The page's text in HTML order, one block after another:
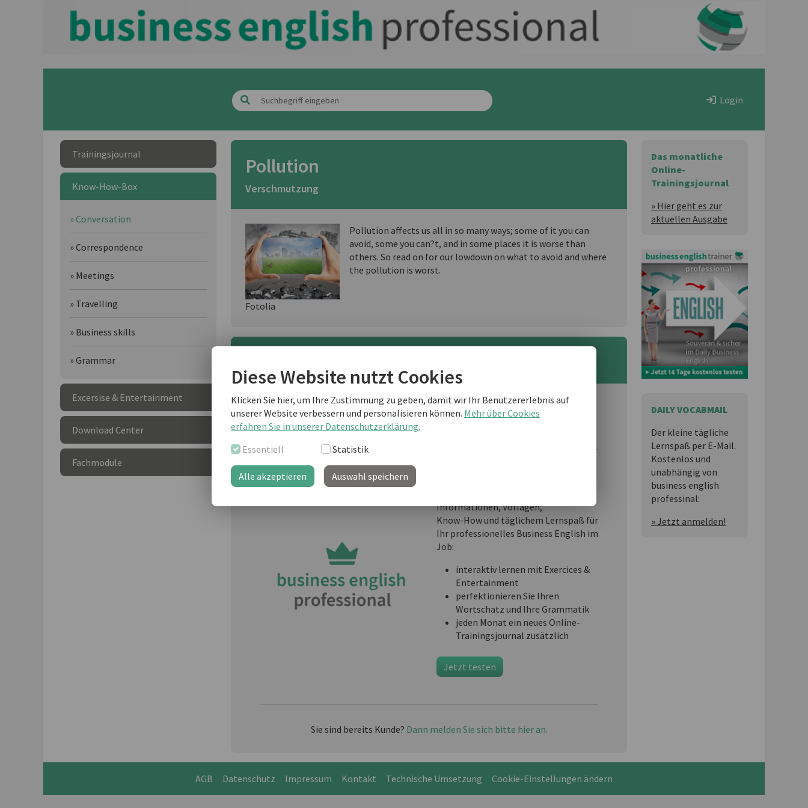
Diese Website nutzt Cookies
Klicken Sie hier, um Ihre Zustimmung zu geben, damit wir Ihr Benutzererlebnis auf
unserer Website verbessern und personalisieren können. Mehr über Cookies
erfahren Sie in unserer Datenschutzerklärung.
Essentiell
Statistik
Alle akzeptieren Auswahl speichern
Login
Trainingsjournal
Know-How-Box
» Conversation
» Correspondence
» Meetings
» Travelling
» Business skills
» Grammar
Excersise & Entertainment
Download Center
Fachmodule
Das monatliche
Online-
Trainingsjournal
» Hier geht es zur
aktuellen Ausgabe
DAILY VOCABMAIL
Der kleine tägliche
Lernspaß per E-Mail.
Kostenlos und
unabhängig von
business english
professinal:
» Jetzt anmelden!
Pollution
Verschmutzung
Fotolia
Pollution affects us all in so many ways; some of it you can
avoid, some you can?t, and in some places it is worse than
others. So read on for our lowdown on what to avoid and where
the pollution is worst.
Sie sind noch kein "business english professional"-Kunde und möchten
weiterlesen?
Informationen, Vorlagen,
Know-How und täglichem Lernspaß für
Ihr professionelles Business English im
Job:
interaktiv lernen mit Exercices &
Entertainment
perfektionieren Sie Ihren
Wortschatz und Ihre Grammatik
jeden Monat ein neues Online-
Trainingsjournal zusätzlich
Jetzt testen
Sie sind bereits Kunde? Dann melden Sie sich bitte hier an.
AGB Datenschutz Impressum Kontakt Technische Umsetzung Cookie-Einstellungen ändern